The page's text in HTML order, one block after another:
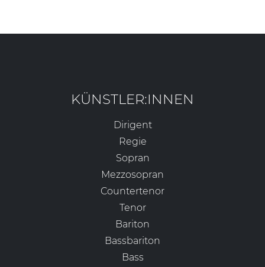
KÜNSTLER:INNEN
Dirigent
Regie
Sopran
Mezzosopran
Countertenor
Tenor
Bariton
Bassbariton
Bass